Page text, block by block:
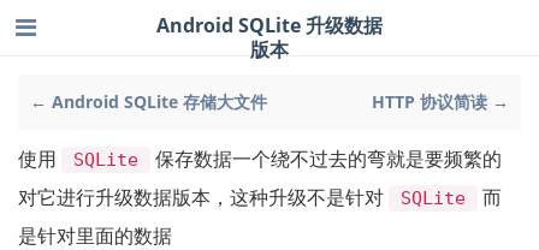
← Android SQLite 存储大文件 HTTP 协议简读 →
Android SQLite 升级数据
版本
使用 SQLite
保存数据一个绕不过去的弯就是要频繁的
对它进行升级数据版本，这种升级不是针对
SQLite
而
是针对里面的数据